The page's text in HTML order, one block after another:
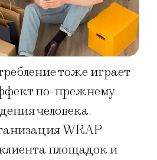
тоже играет
по-прежнему
человека.
WRAP
площадок и